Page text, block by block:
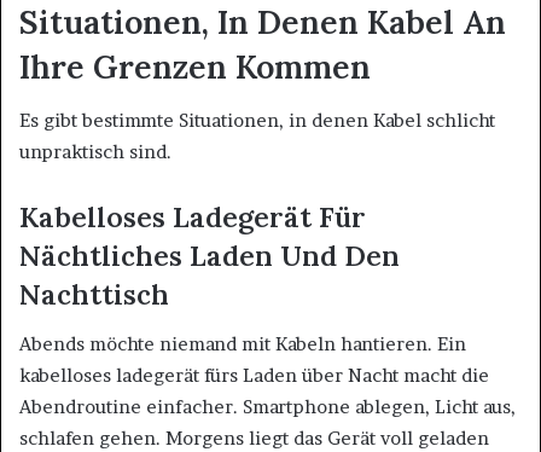
Situationen, In Denen Kabel An
Ihre Grenzen Kommen
Es gibt bestimmte Situationen, in denen Kabel schlicht
unpraktisch sind.
Kabelloses Ladegerät Für
Nächtliches Laden Und Den
Nachttisch
Abends möchte niemand mit Kabeln hantieren. Ein
kabelloses ladegerät fürs Laden über Nacht macht die
Abendroutine einfacher. Smartphone ablegen, Licht aus,
schlafen gehen. Morgens liegt das Gerät voll geladen